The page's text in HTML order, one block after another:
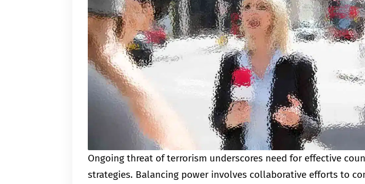
Ongoing threat of terrorism underscores need for effective
strategies. Balancing power involves collaborative efforts to